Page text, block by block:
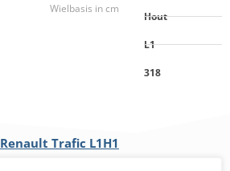
Wielbasis in cm
Hout
L1
318
Renault Trafic L1H1